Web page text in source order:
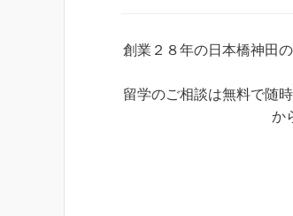
創業２８年の日本橋神田
留学のご相談は無料で随
か